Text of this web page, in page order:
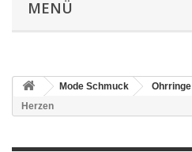
MENÜ
Mode Schmuck Ohrringe
Herzen